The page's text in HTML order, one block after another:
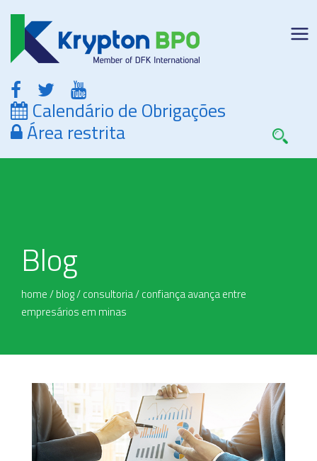
Calendário de Obrigações
Área restrita
Blog
home/blog/consultoria/confiança avança entre
empresários em minas